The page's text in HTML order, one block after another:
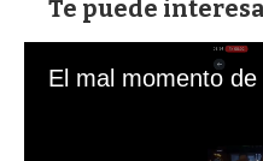
Te puede